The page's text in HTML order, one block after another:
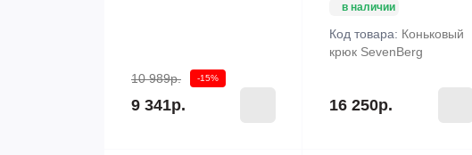
10 989р. -15%
9 341р.
в наличии
Код товара: Коньковый
крюк SevenBerg
16 250р.